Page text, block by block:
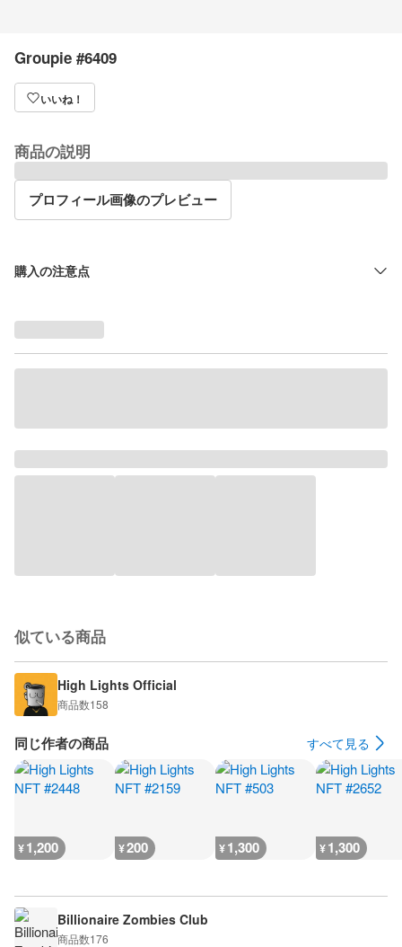
Groupie #6409
いいね！
商品の説明
プロフィール画像のプレビュー
購入の注意点
似ている商品
High Lights Official
商品数158
同じ作者の商品 すべて見る
¥1,200 ¥200 ¥1,300 ¥1,300
Billionaire Zombies Club
商品数176